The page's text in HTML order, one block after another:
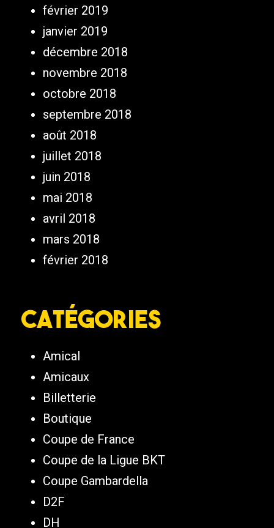
février 2019
janvier 2019
décembre 2018
novembre 2018
octobre 2018
septembre 2018
août 2018
juillet 2018
juin 2018
mai 2018
avril 2018
mars 2018
février 2018
Catégories
Amical
Amicaux
Billetterie
Boutique
Coupe de France
Coupe de la Ligue BKT
Coupe Gambardella
D2F
DH